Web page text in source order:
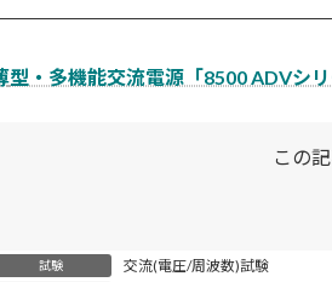
型・多機能交流電源「8500 ADVシリ
試験 交流(電圧/周波数)試験